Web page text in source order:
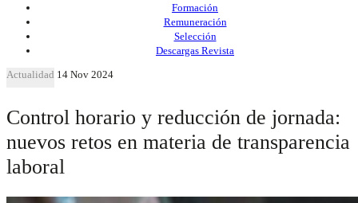
Formación
Remuneración
Selección
Descargas Revista
Actualidad 14 Nov 2024
Control horario y reducción de jornada:
nuevos retos en materia de transparencia
laboral